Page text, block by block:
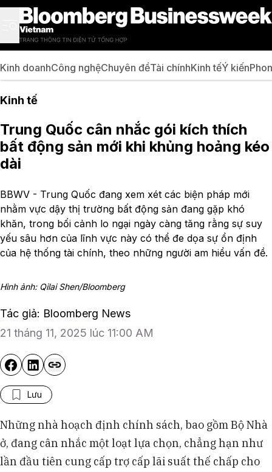
Kinh doanhCông nghệChuyên đềTài chínhKinh tếÝ kiến
Kinh tế
Trung Quốc cân nhắc gói kích thích
bất động sản mới khi khủng hoảng kéo
dài
BBWV - Trung Quốc đang xem xét các biện pháp mới
nhằm vực dậy thị trường bất động sản đang gặp khó
khăn, trong bối cảnh lo ngại ngày càng tăng rằng sự suy
yếu sâu hơn của lĩnh vực này có thể đe dọa sự ổn định
của hệ thống tài chính, theo những người am hiểu vấn đề.
Hình ảnh: Qilai Shen/Bloomberg
Tác giả: Bloomberg News
21 tháng 11, 2025 lúc 11:00 AM
Lưu
Những nhà hoạch định chính sách, bao gồm Bộ Nhà
ở, đang cân nhắc một loạt lựa chọn, chẳng hạn như
lần đầu tiên cung cấp trợ cấp lãi suất thế chấp cho